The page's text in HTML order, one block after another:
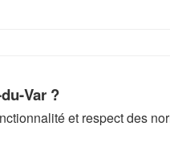
Var ?
et respect des